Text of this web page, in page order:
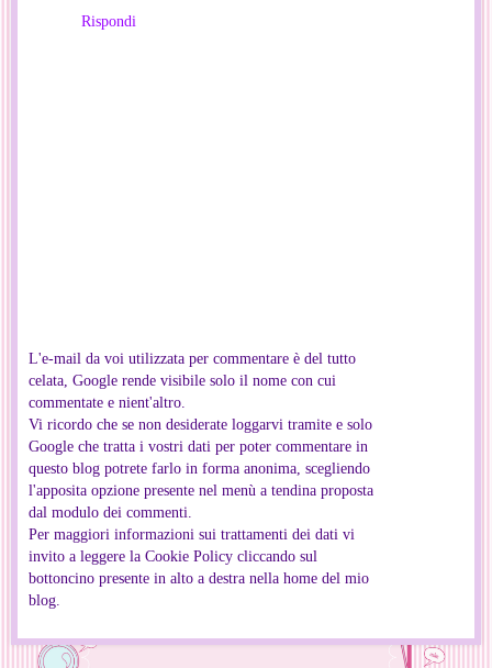
Rispondi
L'e-mail da voi utilizzata per commentare è del tutto
celata, Google rende visibile solo il nome con cui
commentate e nient'altro.
Vi ricordo che se non desiderate loggarvi tramite e solo
Google che tratta i vostri dati per poter commentare in
questo blog potrete farlo in forma anonima, scegliendo
l'apposita opzione presente nel menù a tendina proposta
dal modulo dei commenti.
Per maggiori informazioni sui trattamenti dei dati vi
invito a leggere la Cookie Policy cliccando sul
bottoncino presente in alto a destra nella home del mio
blog.